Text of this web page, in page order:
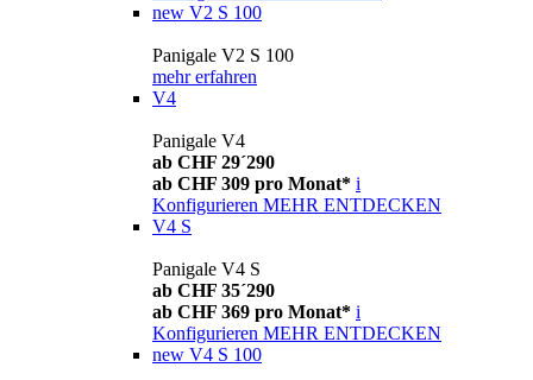
new V2 S 100
Panigale V2 S 100
mehr erfahren
V4
Panigale V4
ab CHF 29´290
ab CHF 309 pro Monat* i
Konfigurieren MEHR ENTDECKEN
V4 S
Panigale V4 S
ab CHF 35´290
ab CHF 369 pro Monat* i
Konfigurieren MEHR ENTDECKEN
new V4 S 100